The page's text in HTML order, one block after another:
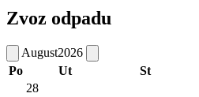
Zvoz odpadu
August2026
Po
Ut St
28